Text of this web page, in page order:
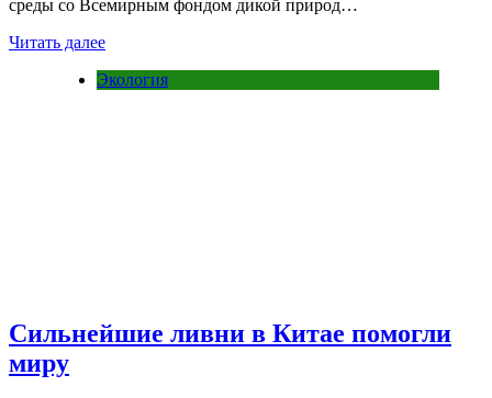
среды со Всемирным фондом дикой природ…
Читать далее
Экология
Сильнейшие ливни в Китае помогли
миру